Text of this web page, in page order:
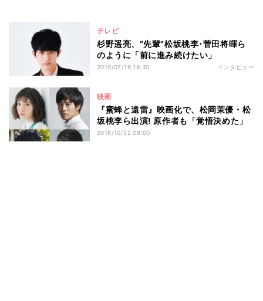
テレビ
杉野遥亮、“先輩”松坂桃李･菅田将暉ら
のように「前に進み続けたい」
2019/07/16 14:30 インタビュー
映画
『蜜蜂と遠雷』映画化で、松岡茉優・松
坂桃李ら出演! 原作者も「覚悟決めた」
2018/10/22 08:00